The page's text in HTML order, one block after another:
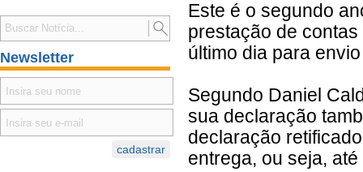
Newsletter
Este é o segundo
prestação de
último dia para
Segundo Daniel
sua declaração
declaração
entrega, ou seja,